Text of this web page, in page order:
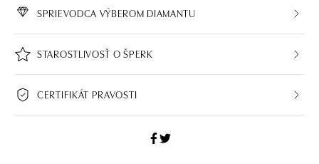
SPRIEVODCA VÝBEROM DIAMANTU
STAROSTLIVOSŤ O ŠPERK
CERTIFIKÁT PRAVOSTI